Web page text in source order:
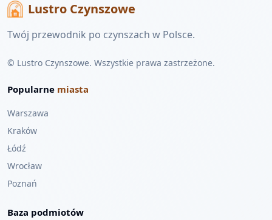
Lustro Czynszowe
Twój przewodnik po czynszach w Polsce.
© Lustro Czynszowe. Wszystkie prawa zastrzeżone.
Popularne miasta
Warszawa
Kraków
Łódź
Wrocław
Poznań
Baza podmiotów